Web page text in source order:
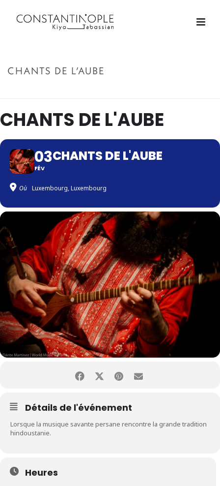
CHANTS DE L’AUBE
CHANTS DE L'AUBE
03
FÉV
CHANTS DE L'AUBE
Où Luxembourg, Luxembourg
Détails de l'événement
Lorsque la musique savante persane rencontre la grande tradition
hindoustanie.
Heures